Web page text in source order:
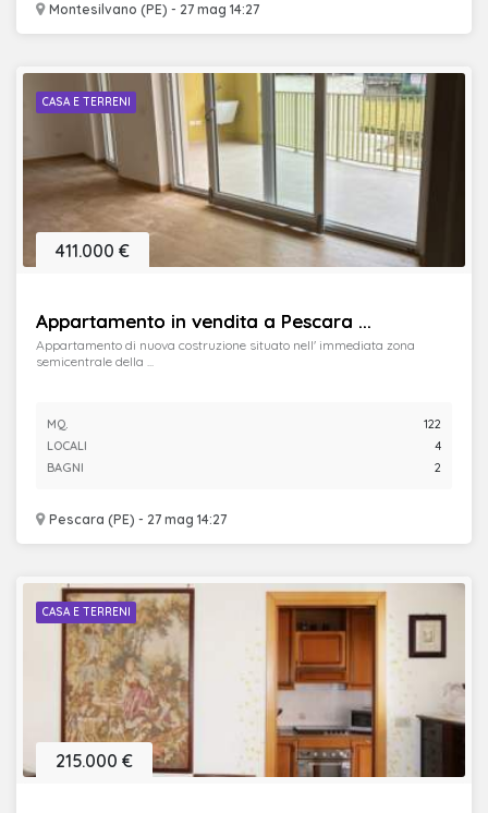
Montesilvano (PE) - 27 mag 14:27
CASA E TERRENI
Appartamento in vendita a Pescara ...
Pescara (PE) - 27 mag 14:27
411.000 €
Appartamento di nuova costruzione situato nell' immediata zona
semicentrale della ...
MQ.
122
LOCALI
4
BAGNI
2
CASA E TERRENI
215.000 €